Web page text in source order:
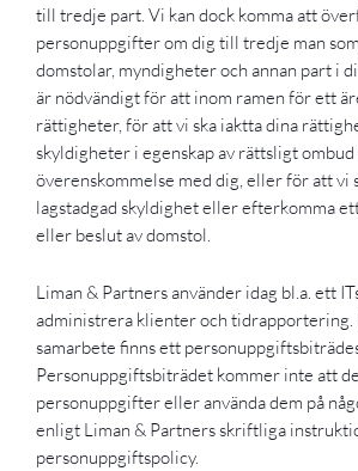
till tredje part. Vi kan dock komma att
personuppgifter om dig till tredje man
domstolar, myndigheter och annan part i
är nödvändigt för att inom ramen för ett
rättigheter, för att vi ska iaktta dina
skyldigheter i egenskap av rättsligt
överenskommelse med dig, eller för att vi
lagstadgad skyldighet eller efterkomma
eller beslut av domstol.
Liman & Partners använder idag bl.a. ett
administrera klienter och tidrapportering.
samarbete finns ett
Personuppgiftsbiträdet kommer inte att
personuppgifter eller använda dem på
enligt Liman & Partners skriftliga
personuppgiftspolicy.